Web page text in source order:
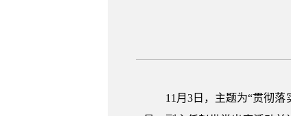
11月3日，主题为“贯彻